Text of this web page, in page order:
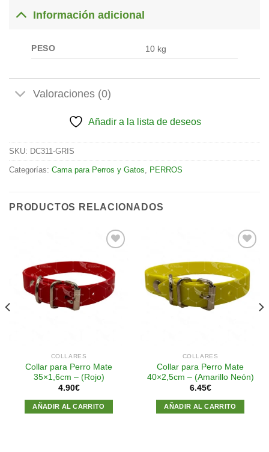
Información adicional
PESO 10 kg
Valoraciones (0)
Añadir a la lista de deseos
SKU: DC311-GRIS
Categorías: Cama para Perros y Gatos, PERROS
PRODUCTOS RELACIONADOS
Añadir
a la
lista de
deseos
COLLARES
Collar para Perro Mate
35×1,6cm – (Rojo)
4.90€
AÑADIR AL CARRITO
Añadir
a la
lista de
deseos
COLLARES
Collar para Perro Mate
40×2,5cm – (Amarillo Neón)
6.45€
AÑADIR AL CARRITO